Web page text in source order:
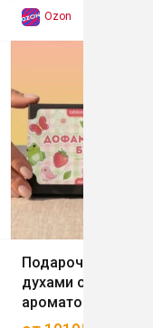
Ozon
Подарочные
духами от
ароматов